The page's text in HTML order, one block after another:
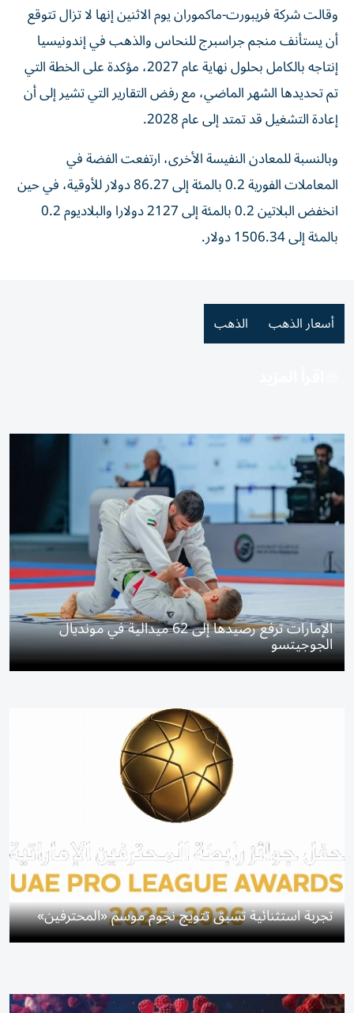
وقالت شركة فريبورت-ماكموران يوم الاثنين إنها لا تزال تتوقع
أن يستأنف منجم جراسبرج للنحاس والذهب في ‌إندونيسيا
إنتاجه ‌بالكامل بحلول نهاية عام 2027، ⁠مؤكدة على الخطة التي
تم تحديدها الشهر الماضي، ‌مع رفض التقارير التي تشير إلى أن
إعادة التشغيل قد تمتد إلى عام 2028.
وبالنسبة للمعادن ⁠النفيسة الأخرى، ارتفعت الفضة في
المعاملات الفورية 0.2 ​بالمئة إلى 86.27 دولار للأوقية، في حين
انخفض البلاتين 0.2 بالمئة إلى 2127 دولارا والبلاديوم 0.2
⁠بالمئة إلى 1506.34 دولار.
أسعار الذهب الذهب
الإمارات ترفع رصيدها إلى 62 ميدالية في مونديال
الجوجيتسو
تجربة استثنائية تسبق تتويج نجوم موسم «المحترفين»